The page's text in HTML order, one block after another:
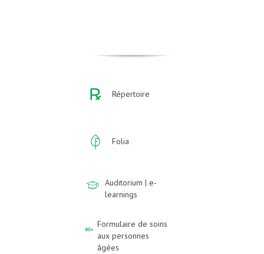
Répertoire
Folia
Auditorium | e-
learnings
Formulaire de soins
aux personnes
âgées